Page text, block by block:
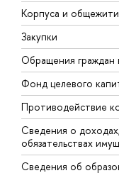
Корпуса и
Закупки
Обращения
Фонд целевого
Противодействие
Сведения о
обязательствах
Сведения об